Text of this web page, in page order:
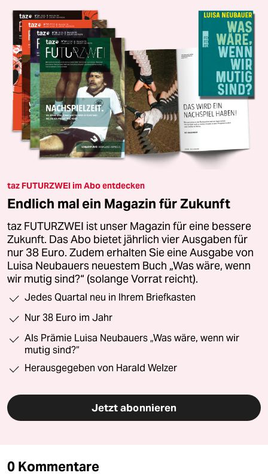
taz FUTURZWEI im Abo entdecken
Endlich mal ein Magazin für Zukunft
taz FUTURZWEI ist unser Magazin für eine bessere
Zukunft. Das Abo bietet jährlich vier Ausgaben für
nur 38 Euro. Zudem erhalten Sie eine Ausgabe von
Luisa Neubauers neuestem Buch „Was wäre, wenn
wir mutig sind?“ (solange Vorrat reicht).
Jedes Quartal neu in Ihrem Briefkasten
Nur 38 Euro im Jahr
Als Prämie Luisa Neubauers „Was wäre, wenn wir
mutig sind?“
Herausgegeben von Harald Welzer
Jetzt abonnieren
0 Kommentare